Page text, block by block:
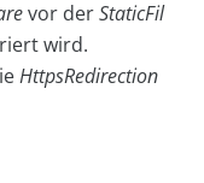
vor derStaticFil
wird.
HttpsRedirection